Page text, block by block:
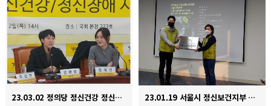
23.03.02 정의당 정신건강 정신장애 시민단체 간담회 23.01.19 서울시 정신보건지부 현판식